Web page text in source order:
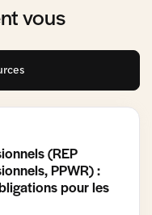
vous
(REP
PPWR) :
pour les